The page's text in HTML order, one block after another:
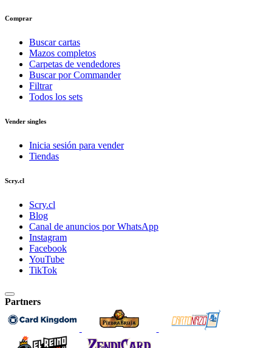
Comprar
Buscar cartas
Mazos completos
Carpetas de vendedores
Buscar por Commander
Filtrar
Todos los sets
Vender singles
Inicia sesión para vender
Tiendas
Scry.cl
Scry.cl
Blog
Canal de anuncios por WhatsApp
Instagram
Facebook
YouTube
TikTok
Partners